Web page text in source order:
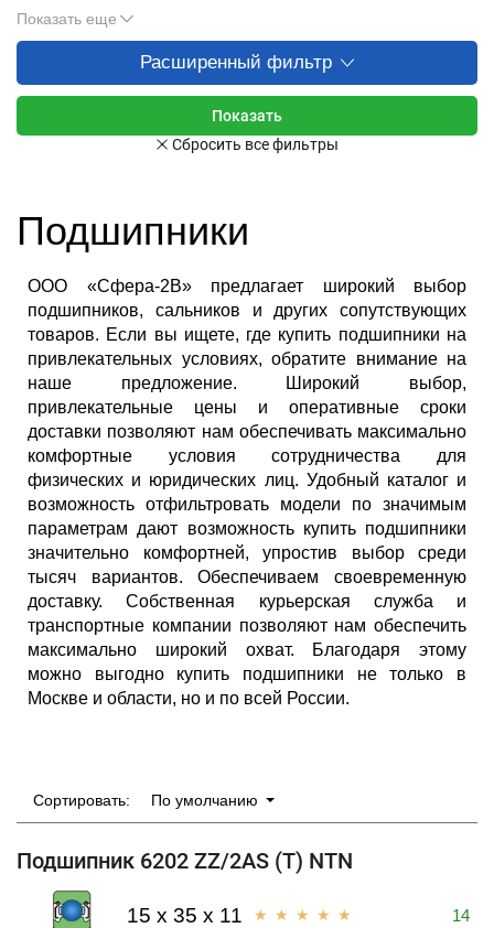
Показать еще
Расширенный фильтр
Подшипники
ООО «Сфера-2В» предлагает широкий выбор
подшипников, сальников и других сопутствующих
товаров. Если вы ищете, где купить подшипники на
привлекательных условиях, обратите внимание на
наше предложение. Широкий выбор,
привлекательные цены и оперативные сроки
доставки позволяют нам обеспечивать максимально
комфортные условия сотрудничества для
физических и юридических лиц. Удобный каталог и
возможность отфильтровать модели по значимым
параметрам дают возможность купить подшипники
значительно комфортней, упростив выбор среди
тысяч вариантов. Обеспечиваем своевременную
доставку. Собственная курьерская служба и
транспортные компании позволяют нам обеспечить
максимально широкий охват. Благодаря этому
можно выгодно купить подшипники не только в
Москве и области, но и по всей России.
Сортировать: По умолчанию
Подшипник 6202 ZZ/2AS (T) NTN
14
15 x 35 x 11